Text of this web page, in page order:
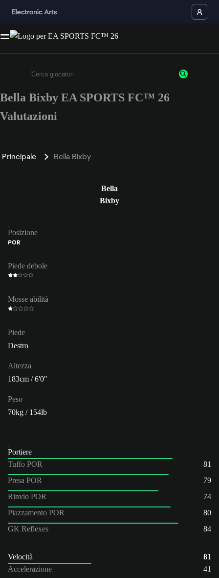
Inserisci un minimo di 3 caratteri o numeri.
Bella Bixby EA SPORTS FC™ 26
Valutazioni
Principale Bella Bixby
Bella
Bixby
Posizione
POR
Piede debole
Mosse abilità
Piede
Destro
Altezza
183cm / 6'0"
Peso
70kg / 154lb
Portiere
Tuffo POR
81
Presa POR
79
Rinvio POR
74
Piazzamento POR
80
GK Reflexes
84
Velocità
81
Accelerazione
41